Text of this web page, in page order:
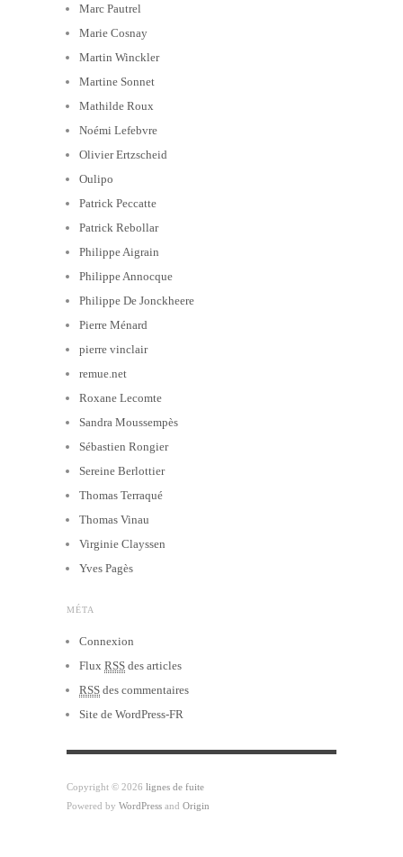
Marc Pautrel
Marie Cosnay
Martin Winckler
Martine Sonnet
Mathilde Roux
Noémi Lefebvre
Olivier Ertzscheid
Oulipo
Patrick Peccatte
Patrick Rebollar
Philippe Aigrain
Philippe Annocque
Philippe De Jonckheere
Pierre Ménard
pierre vinclair
remue.net
Roxane Lecomte
Sandra Moussempès
Sébastien Rongier
Sereine Berlottier
Thomas Terraqué
Thomas Vinau
Virginie Clayssen
Yves Pagès
MÉTA
Connexion
Flux RSS des articles
RSS des commentaires
Site de WordPress-FR
Copyright © 2026 lignes de fuite
Powered by WordPress and Origin